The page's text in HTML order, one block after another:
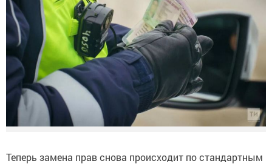
Теперь замена прав снова происходит по стандартным